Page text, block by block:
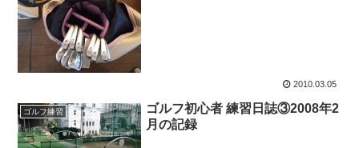
2010.03.05
ゴルフ練習
ゴルフ初心者 練習日誌③2008年2
月の記録